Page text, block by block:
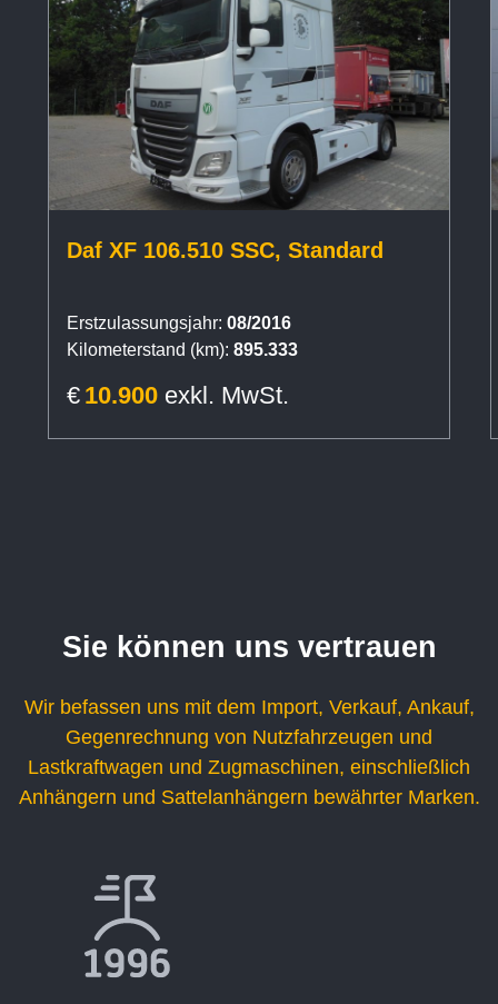
Daf XF 106.510 SSC, Standard
Erstzulassungsjahr: 08/2016
Kilometerstand (km): 895.333
€ 10.900 exkl. MwSt.
Sie können uns vertrauen
Wir befassen uns mit dem Import, Verkauf, Ankauf,
Gegenrechnung von Nutzfahrzeugen und
Lastkraftwagen und Zugmaschinen, einschließlich
Anhängern und Sattelanhängern bewährter Marken.